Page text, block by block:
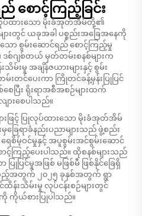
စောင့်ကြည့်ခြင်း
လုပ်ထားသော မိုးခံအုတ်အိမ်တို့၏
းတွင် ယခုအခါ ပစ္စည်းအခြေအနေကို
ာ စွမ်းဆောင်ရည် စောင့်ကြည့်မှု
ဒစ်ဂျစ်တယ် မှတ်တမ်းစနစ်များက
းမှု အချိန်ဇယားများနှင့် စွမ်း
းတင်ပေးကာ ကြိုတင်ခန့်မှန်းပြုပြင်
စေပြီး ရိုးရာအစီအစဉ်များထက်
းစေပါသည်။
ဖြင့် ပြုလုပ်ထားသော မိုးခံအုတ်အိမ်
ခြေရာခံနည်းပညာများသည် ဖွဲ့စည်း
စိမ့်ဝင်မှုနှင့် အပူစွမ်းအင်စွမ်းဆောင်
င့်ကြည့်ပေးပါသည်။ ထိုစနစ်များသည်
ြုပြင်မှုအဖြစ် မဖြစ်မီ ဖြစ်နိုင်ခြေရှိ
ည့်အတွက် ၂၀၂၅ ခုနှစ်အတွက် ရွာ
ထိန်းသိမ်းမှု လုပ်ငန်းစဉ်များတွင်
ကိုယ်စားပြုပါသည်။